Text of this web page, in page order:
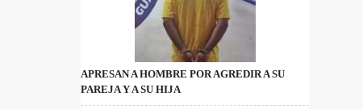
APRESAN A HOMBRE POR AGREDIR A SU
PAREJA Y A SU HIJA